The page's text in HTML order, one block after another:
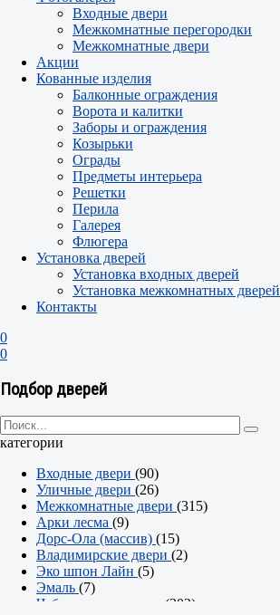
Входные двери
Межкомнатные перегородки
Межкомнатные двери
Акции
Кованные изделия
Балконные ограждения
Ворота и калитки
Заборы и ограждения
Козырьки
Ограды
Предметы интерьера
Решетки
Перила
Галерея
Флюгера
Установка дверей
Установка входных дверей
Установка межкомнатных дверей
Контакты
0
0
Подбор дверей
категории
Входные двери (90)
Уличные двери (26)
Межкомнатные двери (315)
Арки лесма (9)
Дорс-Ола (массив) (15)
Владимирские двери (2)
Эко шпон Лайн (5)
Эмаль (7)
Чебоксарские двери (302)